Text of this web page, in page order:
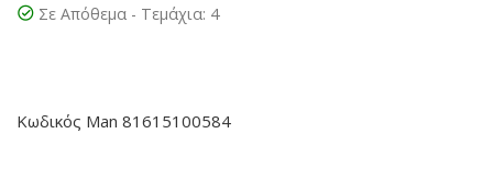
Σε Απόθεμα - Τεμάχια: 4
Κωδικός Man 81615100584